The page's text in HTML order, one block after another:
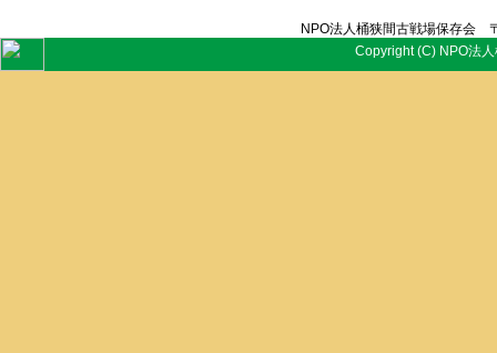
NPO法人桶狭間古戦場保存
Copyright (C) NPO法